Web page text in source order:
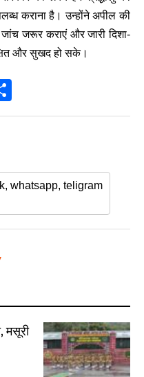
कराना है। उन्होंने अपील की
जरूर कराएं और जारी दिशा-
और सुखद हो सके।
h
whatsapp, teligram
मसूरी